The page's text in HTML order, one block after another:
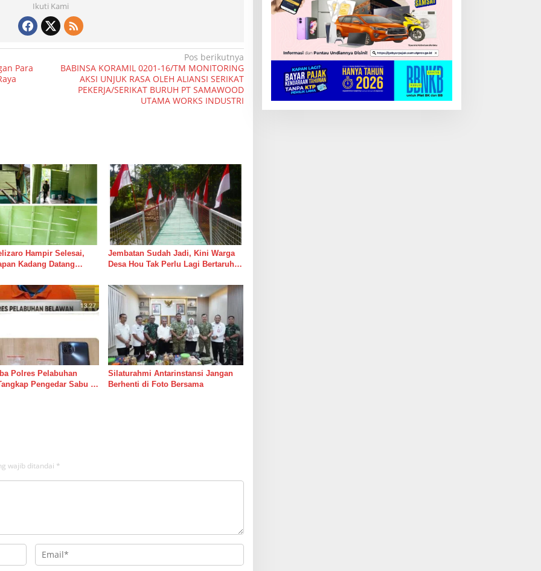
Ikuti Kami
Para
Pos berikutnya
BABINSA KORAMIL 0201-16/TM MONITORING
AKSI UNJUK RASA OLEH ALIANSI SERIKAT
PEKERJA/SERIKAT BURUH PT SAMAWOOD
UTAMA WORKS INDUSTRI
Hampir Selesai,
Kadang Datang
Jembatan Sudah Jadi, Kini Warga
Desa Hou Tak Perlu Lagi Bertaruh
Polres Pelabuhan
Pengedar Sabu di
Silaturahmi Antarinstansi Jangan
Berhenti di Foto Bersama
wajib ditandai *